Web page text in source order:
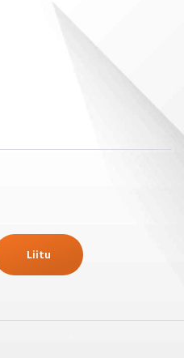
Liitu